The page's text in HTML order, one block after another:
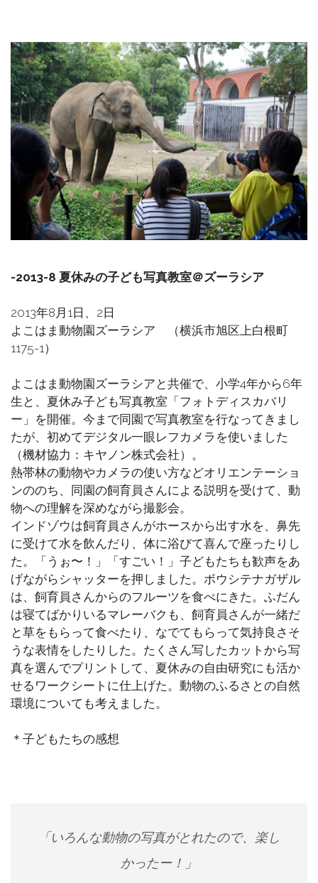
-2013-8 夏休みの子ども写真教室＠ズーラシア
2013年8月1日、2日
よこはま動物園ズーラシア （横浜市旭区上白根町
1175-1）
よこはま動物園ズーラシアと共催で、小学4年から6年
生と、夏休み子ども写真教室「フォトディスカバリ
ー」を開催。今まで同園で写真教室を行なってきまし
たが、初めてデジタル一眼レフカメラを使いました
（機材協力：キヤノン株式会社）。
熱帯林の動物やカメラの使い方などオリエンテーショ
ンののち、同園の飼育員さんによる説明を受けて、動
物への理解を深めながら撮影会。
インドゾウは飼育員さんがホースから出す水を、鼻先
に受けて水を飲んだり、体に浴びて喜んで座ったりし
た。「うぉ〜！」「すごい！」子どもたちも歓声をあ
げながらシャッターを押しました。ボウシテナガザル
は、飼育員さんからのフルーツを食べにきた。ふだん
は寝てばかりいるマレーバクも、飼育員さんが一緒だ
と草をもらって食べたり、なでてもらって気持良さそ
うな表情をしたりした。たくさん写したカットから写
真を選んでプリントして、夏休みの自由研究にも活か
せるワークシートに仕上げた。動物のふるさとの自然
環境についても考えました。
＊子どもたちの感想
「いろんな動物の写真がとれたので、楽し
かったー！」